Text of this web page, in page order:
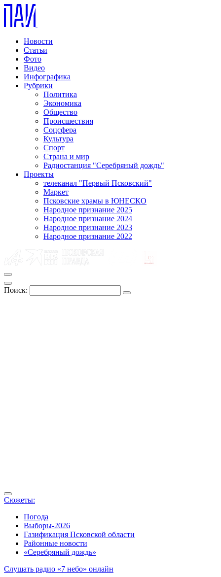
Новости
Статьи
Фото
Видео
Инфографика
Рубрики
Политика
Экономика
Общество
Происшествия
Соцсфера
Культура
Спорт
Страна и мир
Радиостанция "Серебряный дождь"
Проекты
телеканал "Первый Псковский"
Маркет
Псковские храмы в ЮНЕСКО
Народное признание 2025
Народное признание 2024
Народное признание 2023
Народное признание 2022
Поиск:
Сюжеты:
Погода
Выборы-2026
Газификация Псковской области
Районные новости
«Серебряный дождь»
Слушать радио «7 небо» онлайн